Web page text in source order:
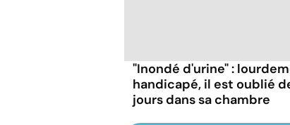
"Inondé d'urine" :
handicapé, il est oublié
jours dans sa chambre